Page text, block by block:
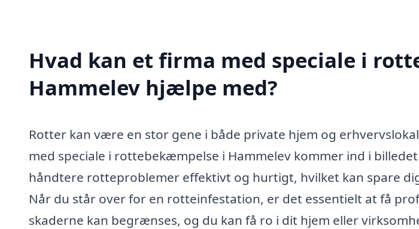
Hvad kan et firma med speciale i
Hammelev hjælpe med?
Rotter kan være en stor gene i både private hjem og
med speciale i rottebekæmpelse i Hammelev kommer ind i
håndtere rotteproblemer effektivt og hurtigt, hvilket kan spare
Når du står over for en rotteinfestation, er det essentielt at få
skaderne kan begrænses, og du kan få ro i dit hjem eller